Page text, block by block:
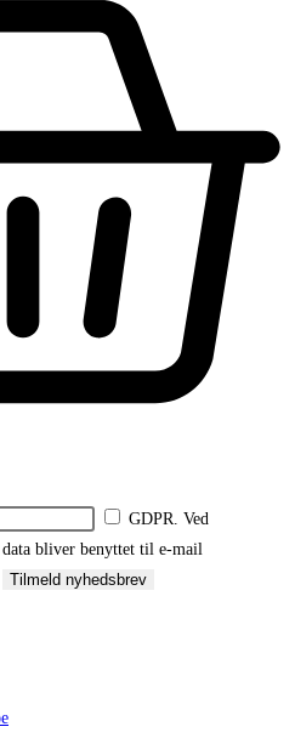
GDPR. Ved
bliver benyttet til e-mail
Tilmeld nyhedsbrev